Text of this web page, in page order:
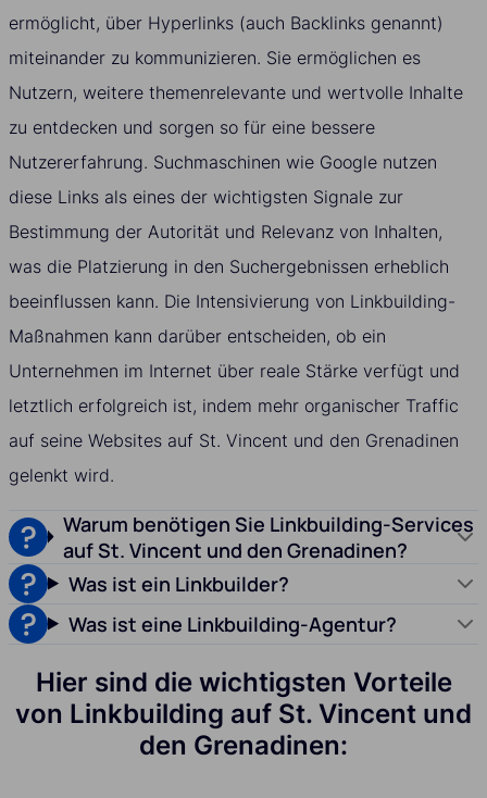
ermöglicht, über Hyperlinks (auch Backlinks genannt)
miteinander zu kommunizieren. Sie ermöglichen es
Nutzern, weitere themenrelevante und wertvolle Inhalte
zu entdecken und sorgen so für eine bessere
Nutzererfahrung. Suchmaschinen wie Google nutzen
diese Links als eines der wichtigsten Signale zur
Bestimmung der Autorität und Relevanz von Inhalten,
was die Platzierung in den Suchergebnissen erheblich
beeinflussen kann. Die Intensivierung von Linkbuilding-
Maßnahmen kann darüber entscheiden, ob ein
Unternehmen im Internet über reale Stärke verfügt und
letztlich erfolgreich ist, indem mehr organischer Traffic
auf seine Websites auf St. Vincent und den Grenadinen
gelenkt wird.
Warum benötigen Sie Linkbuilding-Services
auf St. Vincent und den Grenadinen?
Was ist ein Linkbuilder?
Was ist eine Linkbuilding-Agentur?
Hier sind die wichtigsten Vorteile
von Linkbuilding auf St. Vincent und
den Grenadinen: